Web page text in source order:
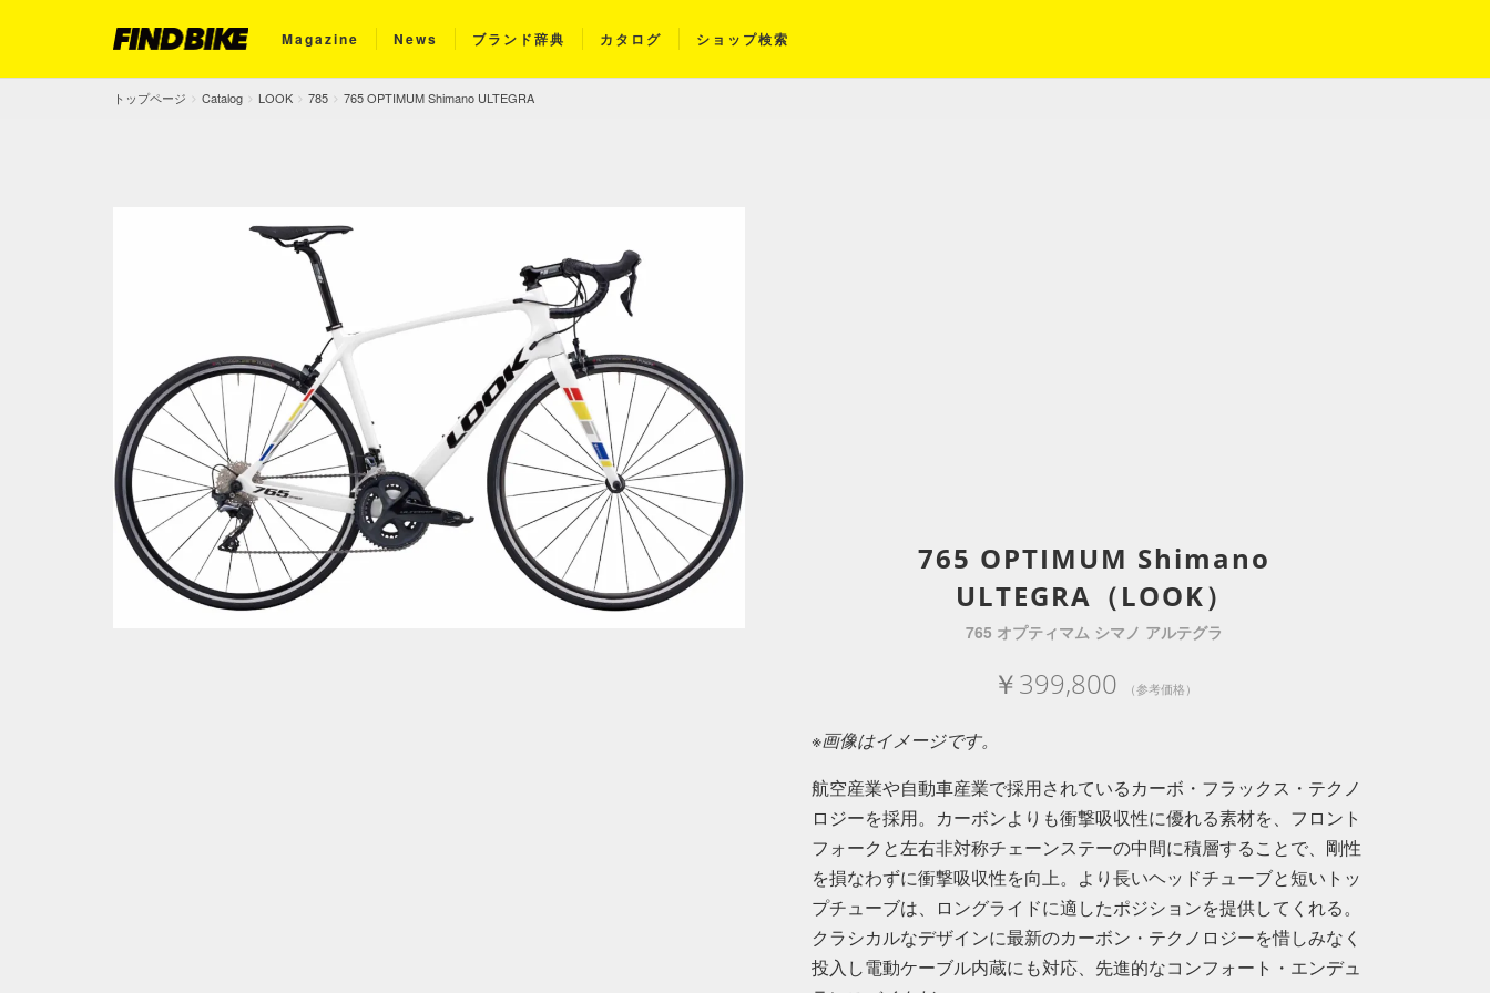
Magazine News ブランド辞典 カタログ ショップ検索
トップページ Catalog LOOK 785 765 OPTIMUM Shimano ULTEGRA
765 OPTIMUM Shimano
ULTEGRA（LOOK）
765 オプティマム シマノ アルテグラ
￥399,800 （参考価格）
※画像はイメージです。
航空産業や自動車産業で採用されているカーボ・フラックス・テクノ
ロジーを採用。カーボンよりも衝撃吸収性に優れる素材を、フロント
フォークと左右非対称チェーンステーの中間に積層することで、剛性
を損なわずに衝撃吸収性を向上。より長いヘッドチューブと短いトッ
プチューブは、ロングライドに適したポジションを提供してくれる。
クラシカルなデザインに最新のカーボン・テクノロジーを惜しみなく
投入し電動ケーブル内蔵にも対応、先進的なコンフォート・エンデュ